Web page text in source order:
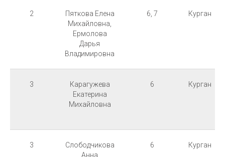
2
Пяткова Елена
Михайловна,
Ермолова
Дарья
Владимировна
6, 7 Курган
3
Карагужева
Екатерина
Михайловна
6 Курган
3
Слободчикова
Анна
6 Курган